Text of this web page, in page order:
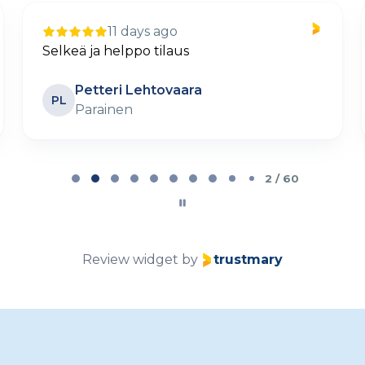
11 days ago
Selkeä ja helppo tilaus
PL
Petteri Lehtovaara
Parainen
2 / 60
Review widget by trustmary